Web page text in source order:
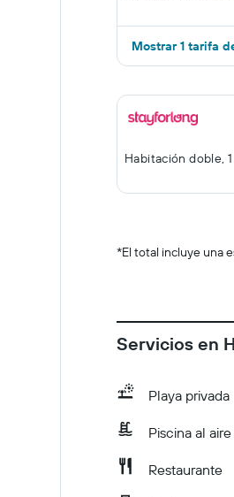
Mostrar 1 tarifa
Habitación doble,
*El total incluye una
Servicios en
Playa privada
Piscina al
Restaurante